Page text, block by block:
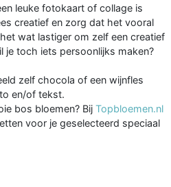
leuke fotokaart of collage is
creatief en zorg dat het vooral
wat lastiger om zelf een creatief
je toch iets persoonlijks maken?
zelf chocola of een wijnfles
en/of tekst.
bos bloemen? Bij Topbloemen.nl
voor je geselecteerd speciaal